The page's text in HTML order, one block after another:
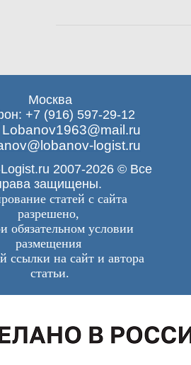
Москва
+7 (916) 597-29-12
Lobanov1963@mail.ru
logist.ru
2007-2026 © Все
защищены.
статей с сайта
разрешено,
обязательном условии
размещения
ссылки на сайт и автора
статьи.